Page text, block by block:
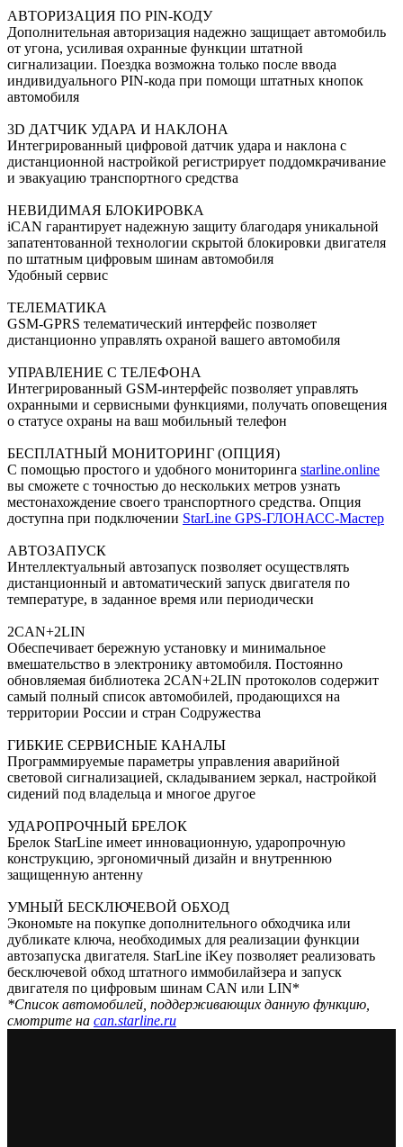
АВТОРИЗАЦИЯ ПО PIN-КОДУ
Дополнительная авторизация надежно защищает автомобиль
от угона, усиливая охранные функции штатной
сигнализации. Поездка возможна только после ввода
индивидуального PIN-кода при помощи штатных кнопок
автомобиля
3D ДАТЧИК УДАРА И НАКЛОНА
Интегрированный цифровой датчик удара и наклона с
дистанционной настройкой регистрирует поддомкрачивание
и эвакуацию транспортного средства
НЕВИДИМАЯ БЛОКИРОВКА
iCAN гарантирует надежную защиту благодаря уникальной
запатентованной технологии скрытой блокировки двигателя
по штатным цифровым шинам автомобиля
Удобный сервис
ТЕЛЕМАТИКА
GSM-GPRS телематический интерфейс позволяет
дистанционно управлять охраной вашего автомобиля
УПРАВЛЕНИЕ С ТЕЛЕФОНА
Интегрированный GSM-интерфейс позволяет управлять
охранными и сервисными функциями, получать оповещения
о статусе охраны на ваш мобильный телефон
БЕСПЛАТНЫЙ МОНИТОРИНГ (ОПЦИЯ)
С помощью простого и удобного мониторинга starline.online
вы сможете с точностью до нескольких метров узнать
местонахождение своего транспортного средства. Опция
доступна при подключении StarLine GPS-ГЛОНАСС-Мастер
АВТОЗАПУСК
Интеллектуальный автозапуск позволяет осуществлять
дистанционный и автоматический запуск двигателя по
температуре, в заданное время или периодически
2CAN+2LIN
Обеспечивает бережную установку и минимальное
вмешательство в электронику автомобиля. Постоянно
обновляемая библиотека 2CAN+2LIN протоколов содержит
самый полный список автомобилей, продающихся на
территории России и стран Содружества
ГИБКИЕ СЕРВИСНЫЕ КАНАЛЫ
Программируемые параметры управления аварийной
световой сигнализацией, складыванием зеркал, настройкой
сидений под владельца и многое другое
УДАРОПРОЧНЫЙ БРЕЛОК
Брелок StarLine имеет инновационную, ударопрочную
конструкцию, эргономичный дизайн и внутреннюю
защищенную антенну
УМНЫЙ БЕСКЛЮЧЕВОЙ ОБХОД
Экономьте на покупке дополнительного обходчика или
дубликате ключа, необходимых для реализации функции
автозапуска двигателя. StarLine iKey позволяет реализовать
бесключевой обход штатного иммобилайзера и запуск
двигателя по цифровым шинам CAN или LIN*
*Список автомобилей, поддерживающих данную функцию,
смотрите на can.starline.ru